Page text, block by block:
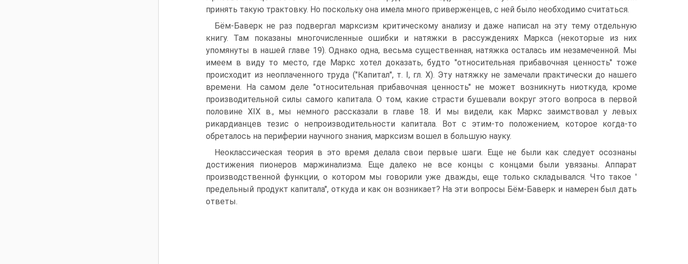
принять такую трактовку. Но поскольку она имела много приверженцев, с ней было необходимо считаться.
Бём-Баверк не раз подвергал марксизм критическому анализу и даже написал на эту тему отдельную
книгу. Там показаны многочисленные ошибки и натяжки в рассуждениях Маркса (некоторые из них
упомянуты в нашей главе 19). Однако одна, весьма существенная, натяжка осталась им незамеченной. Мы
имеем в виду то место, где Маркс хотел доказать, будто "относительная прибавочная ценность" тоже
происходит из неоплаченного труда ("Капитал", т. I, гл. X). Эту натяжку не замечали практически до нашего
времени. На самом деле "относительная прибавочная ценность" не может возникнуть ниоткуда, кроме
производительной силы самого капитала. О том, какие страсти бушевали вокруг этого вопроса в первой
половине XIX в., мы немного рассказали в главе 18. И мы видели, как Маркс заимствовал у левых
рикардианцев тезис о непроизводительности капитала. Вот с этим-то положением, которое когда-то
обреталось на периферии научного знания, марксизм вошел в большую науку.
Неоклассическая теория в это время делала свои первые шаги. Еще не были как следует осознаны
достижения пионеров маржинализма. Еще далеко не все концы с концами были увязаны. Аппарат
производственной функции, о котором мы говорили уже дважды, еще только складывался. Что такое '
предельный продукт капитала", откуда и как он возникает? На эти вопросы Бём-Баверк и намерен был дать
ответы.